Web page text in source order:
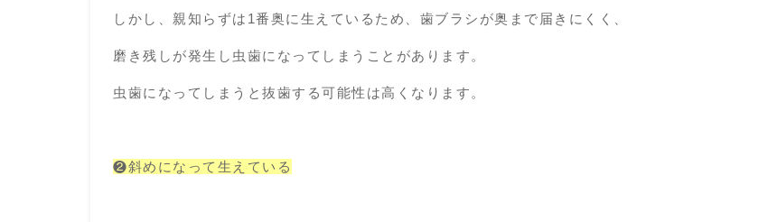
しかし、親知らずは1番奥に生えているため、歯ブラシが奥まで届きにくく、
磨き残しが発生し虫歯になってしまうことがあります。
虫歯になってしまうと抜歯する可能性は高くなります。
❷斜めになって生えている